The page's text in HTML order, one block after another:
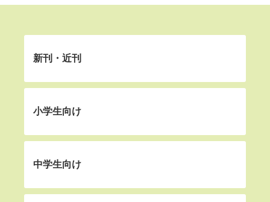
新刊・近刊
小学生向け
中学生向け